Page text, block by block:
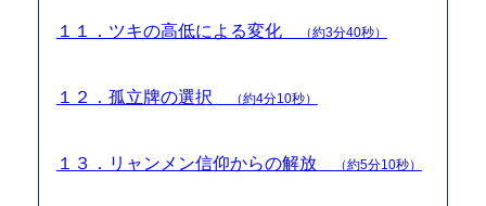
１１．ツキの高低による変化 （約3分40秒）
１２．孤立牌の選択 （約4分10秒）
１３．リャンメン信仰からの解放 （約5分10秒）